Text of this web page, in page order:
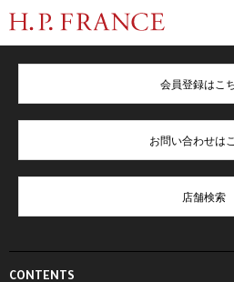
CONTENTS
会員登録はこ
お問い合わせは
店舗検索